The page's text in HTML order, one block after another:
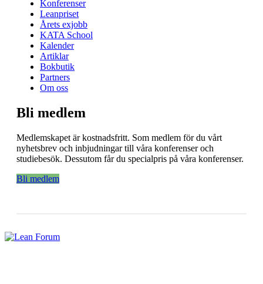
Konferenser
Leanpriset
Årets exjobb
KATA School
Kalender
Artiklar
Bokbutik
Partners
Om oss
Bli medlem
Medlemskapet är kostnadsfritt. Som medlem för du vårt
nyhetsbrev och inbjudningar till våra konferenser och
studiebesök. Dessutom får du specialpris på våra konferenser.
Bli medlem